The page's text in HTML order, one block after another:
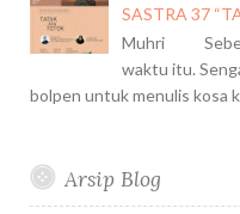
SASTRA 37
Muhri
waktu itu.
bolpen untuk menulis kosa
Arsip Blog